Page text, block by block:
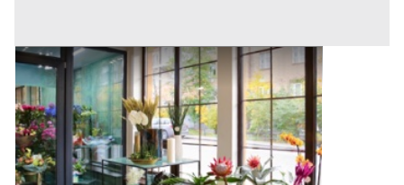
Negozi, Botteghe all'asta a Padova
Ponte San Nicolò (Padova)
Offerta minima
150.000 € 200.000 €
Codice asta: AI3262446
Asta chiusa